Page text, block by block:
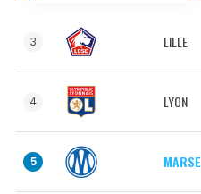
3 LILLE
4 LYON
5